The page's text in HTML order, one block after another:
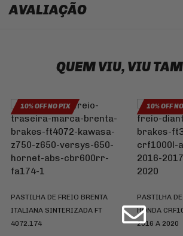
AVALIAÇÃO
QUEM VIU, VIU
10% OFF NO PIX
PASTILHA DE FREIO BRENTA
ITALIANA SINTERIZADA FT
4072.174
10% OFF
PASTILHA
HONDA
2016 A 2020